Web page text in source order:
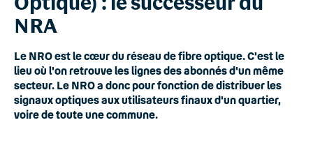
NRA
Le NRO est le cœur du réseau de fibre optique. C'est le
lieu où l'on retrouve les lignes des abonnés d'un même
secteur. Le NRO a donc pour fonction de distribuer les
signaux optiques aux utilisateurs finaux d'un quartier,
voire de toute une commune.